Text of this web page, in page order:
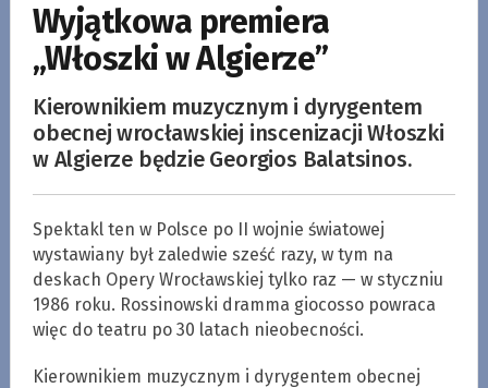
Wyjątkowa premiera
„Włoszki w Algierze”
Kierownikiem muzycznym i dyrygentem
obecnej wrocławskiej inscenizacji Włoszki
w Algierze będzie Georgios Balatsinos.
Spektakl ten w Polsce po II wojnie światowej
wystawiany był zaledwie sześć razy, w tym na
deskach Opery Wrocławskiej tylko raz — w styczniu
1986 roku. Rossinowski dramma giocosso powraca
więc do teatru po 30 latach nieobecności.
Kierownikiem muzycznym i dyrygentem obecnej